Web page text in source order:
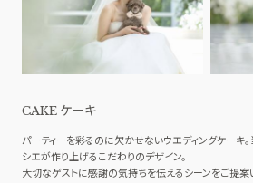
CAKE ケーキ
パーティーを彩るのに欠かせないウエディングケーキ
シエが作り上げるこだわりのデザイン。
大切なゲストに感謝の気持ちを伝えるシーンをご提案